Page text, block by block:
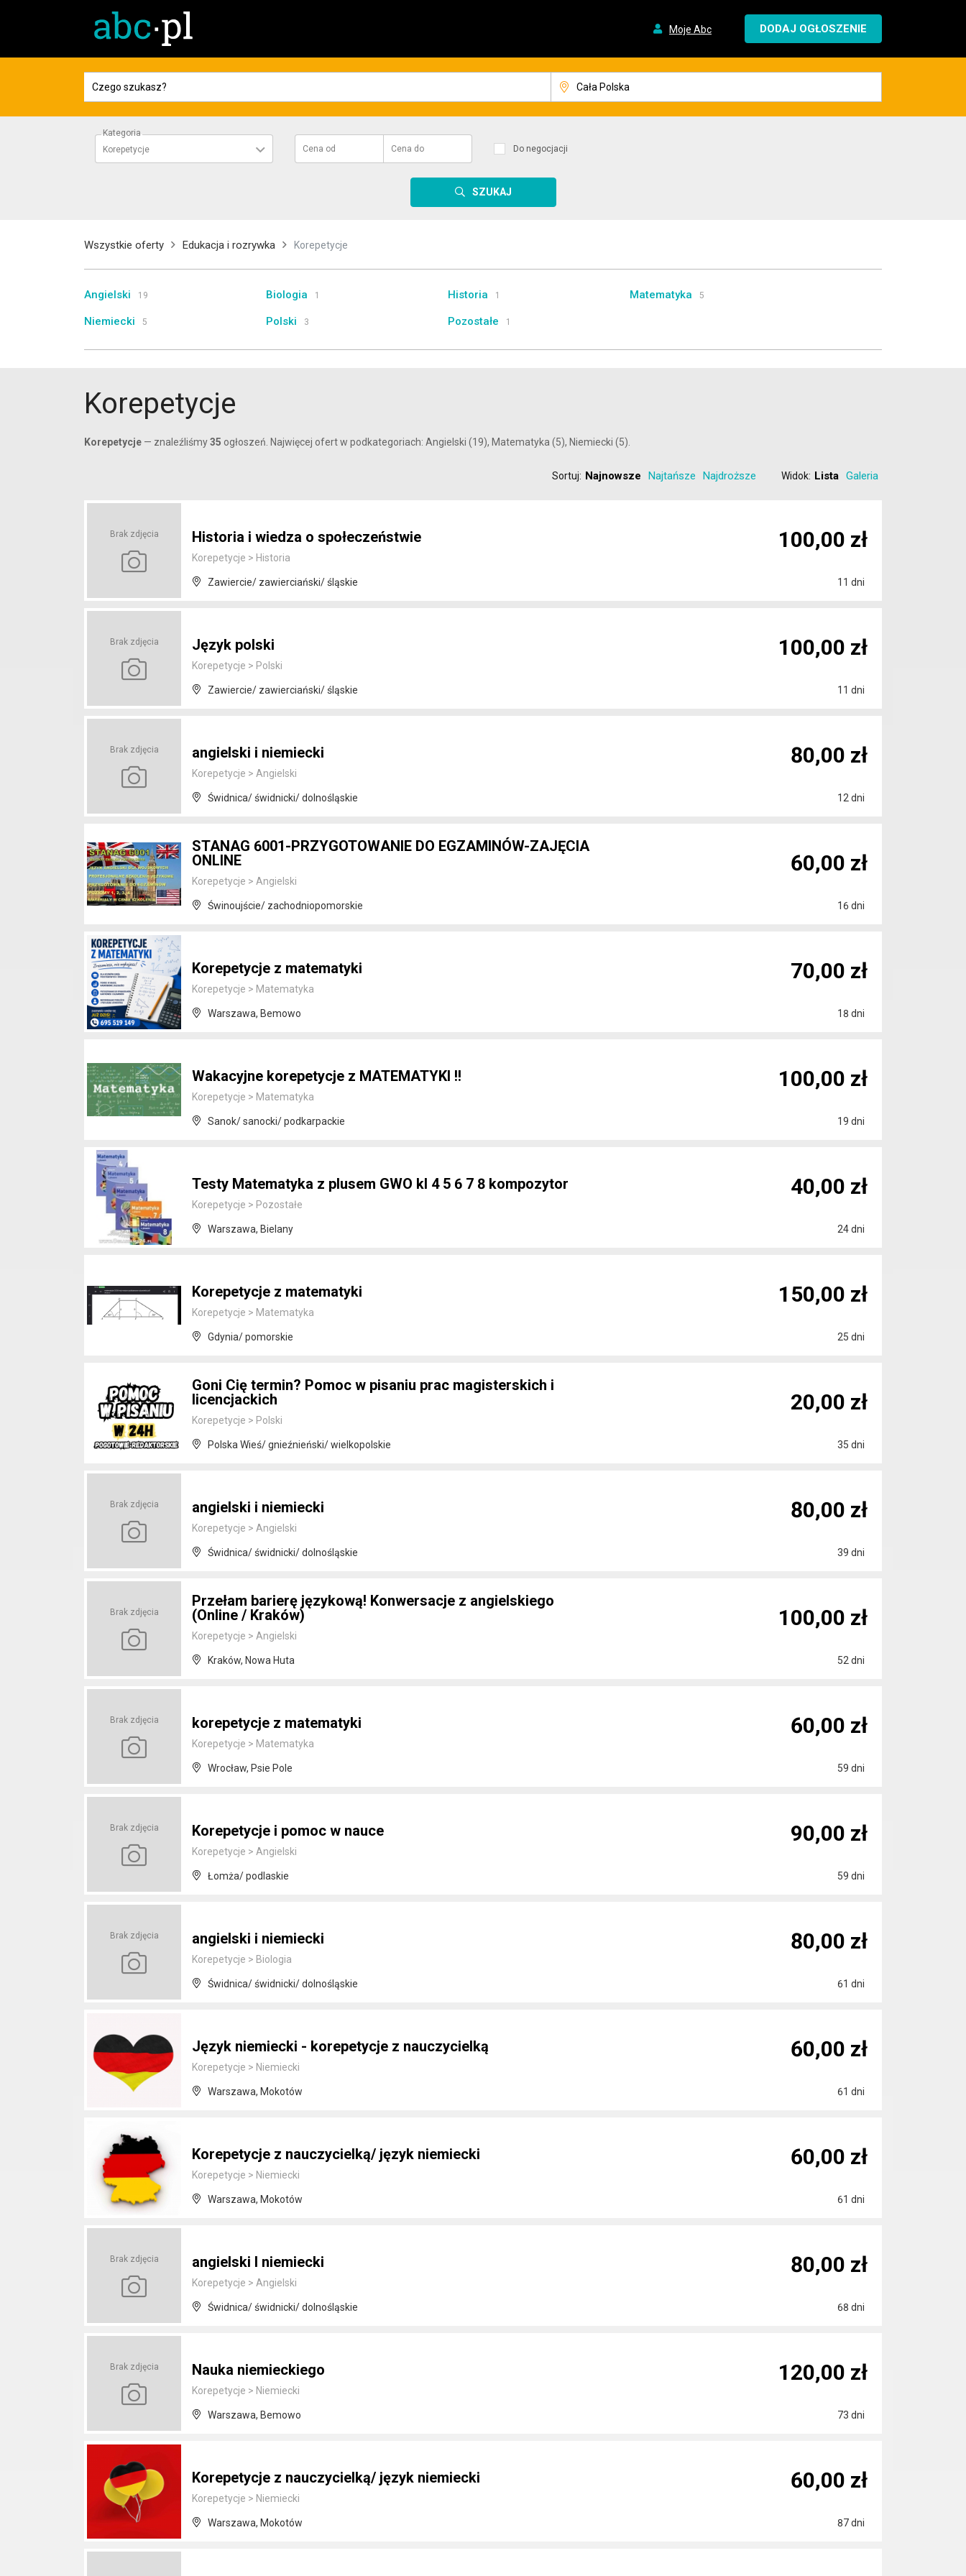
Moje Abc DODAJ OGŁOSZENIE
Kategoria
Korepetycje
Cena od Cena do Do negocjacji
SZUKAJ
Wszystkie oferty Edukacja i rozrywka Korepetycje
Angielski 19 Biologia 1 Historia 1 Matematyka 5
Niemiecki 5 Polski 3 Pozostałe 1
Korepetycje
Korepetycje — znaleźliśmy35 ogłoszeń. Najwięcej ofert w podkategoriach: Angielski (19), Matematyka (5), Niemiecki (5).
Sortuj: Najnowsze Najtańsze Najdroższe Widok: Lista Galeria
Brak zdjęcia Historia i wiedza o społeczeństwie
Korepetycje > Historia
Zawiercie/ zawierciański/ śląskie 11 dni
100,00 zł
Brak zdjęcia Język polski
Korepetycje > Polski
Zawiercie/ zawierciański/ śląskie 11 dni
100,00 zł
Brak zdjęcia angielski i niemiecki
Korepetycje > Angielski
Świdnica/ świdnicki/ dolnośląskie 12 dni
80,00 zł
STANAG 6001-PRZYGOTOWANIE DO EGZAMINÓW-ZAJĘCIA
ONLINE
Korepetycje > Angielski
Świnoujście/ zachodniopomorskie 16 dni
60,00 zł
Korepetycje z matematyki
Korepetycje > Matematyka
Warszawa, Bemowo 18 dni
70,00 zł
Wakacyjne korepetycje z MATEMATYKI !!
Korepetycje > Matematyka
Sanok/ sanocki/ podkarpackie 19 dni
100,00 zł
Testy Matematyka z plusem GWO kl 4 5 6 7 8 kompozytor
Korepetycje > Pozostałe
Warszawa, Bielany 24 dni
40,00 zł
Korepetycje z matematyki
Korepetycje > Matematyka
Gdynia/ pomorskie 25 dni
150,00 zł
Goni Cię termin? Pomoc w pisaniu prac magisterskich i
licencjackich
Korepetycje > Polski
Polska Wieś/ gnieźnieński/ wielkopolskie 35 dni
20,00 zł
Brak zdjęcia angielski i niemiecki
Korepetycje > Angielski
Świdnica/ świdnicki/ dolnośląskie 39 dni
80,00 zł
Brak zdjęcia
Przełam barierę językową! Konwersacje z angielskiego
(Online / Kraków)
Korepetycje > Angielski
Kraków, Nowa Huta 52 dni
100,00 zł
Brak zdjęcia korepetycje z matematyki
Korepetycje > Matematyka
Wrocław, Psie Pole 59 dni
60,00 zł
Brak zdjęcia Korepetycje i pomoc w nauce
Korepetycje > Angielski
Łomża/ podlaskie 59 dni
90,00 zł
Brak zdjęcia angielski i niemiecki
Korepetycje > Biologia
Świdnica/ świdnicki/ dolnośląskie 61 dni
80,00 zł
Język niemiecki - korepetycje z nauczycielką
Korepetycje > Niemiecki
Warszawa, Mokotów 61 dni
60,00 zł
Korepetycje z nauczycielką/ język niemiecki
Korepetycje > Niemiecki
Warszawa, Mokotów 61 dni
60,00 zł
Brak zdjęcia angielski I niemiecki
Korepetycje > Angielski
Świdnica/ świdnicki/ dolnośląskie 68 dni
80,00 zł
Brak zdjęcia Nauka niemieckiego
Korepetycje > Niemiecki
Warszawa, Bemowo 73 dni
120,00 zł
Korepetycje z nauczycielką/ język niemiecki
Korepetycje > Niemiecki
Warszawa, Mokotów 87 dni
60,00 zł